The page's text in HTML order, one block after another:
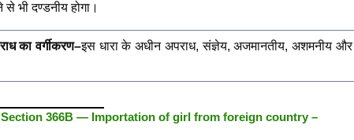
से भी दण्डनीय होगा।
का वर्गीकरण–इस धारा के अधीन अपराध, संज्ञेय, अजमानतीय, अशमनीय और
Section 366B — Importation of girl from foreign country –